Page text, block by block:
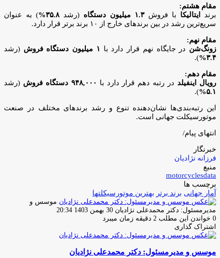
مقام هشتم:
برند
ایتالیکا با فروش۱.۳ میلیون دستگاه (رشد ۳۵.۸%
) به عنوان
سریع‌ترین رشد در بین برندهای خارج از ۱۰ برند برتر قرار دارد.
مقام نهم:
زونگ‌شن در جایگاه نهم قرار دارد با ۱ میلیون دستگاه فروش
(رشد
۳.۴%
).
مقام دهم:
رویال اینفیلد در رتبه دهم قرار دارد با ۹۴۸,۰۰۰ دستگاه فروش
(رشد
۵.۱%
).
این رتبه‌بندی‌ها نشان‌دهنده تنوع و رشد برندهای مختلف در صنعت
موتورسیکلت جهانی است.
انتهای پیام/
خبرنگار
فرزانه نژادیان
منبع
motorcyclesdata
برچسب ها
آمار جهانی برند برتر بهترین موتورسیکلتها
موسس و
مدیرمسئول: دکتر محمدعلی نژادیان ارسال
ایمیل
30 بهمن 1403 20:34
0 خواندن این مطلب 2 دقیقه زمان میبرد
اشتراک گذاری
فیس
توئیتر
لینکدین
واتس
تلگرام
اشتراک
از
چاپ
موسس و مدیرمسئول: دکتر محمدعلی نژادیان